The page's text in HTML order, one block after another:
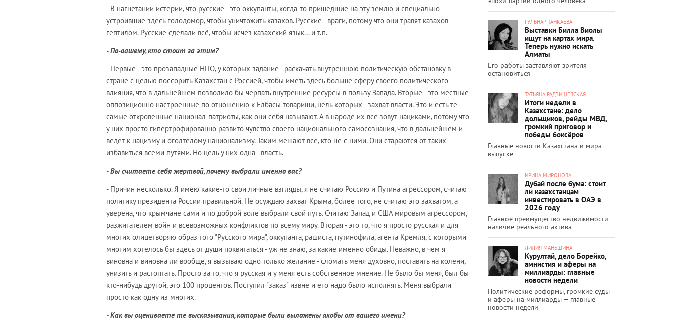
- В нагнетании истерии, что русские - это оккупанты, когда-то пришедшие на эту землю и специально
устроившие здесь голодомор, чтобы уничтожить казахов. Русские - враги, потому что они травят казахов
гептилом. Русские сделали всё, чтобы исчез казахский язык... и т.п.
- По-вашему, кто стоит за этим?
- Первые - это прозападные НПО, у которых задание - раскачать внутреннюю политическую обстановку в
стране с целью поссорить Казахстан с Россией, чтобы иметь здесь больше сферу своего политического
влияния, что в дальнейшем позволило бы черпать внутренние ресурсы в пользу Запада. Вторые - это местные
оппозиционно настроенные по отношению к Елбасы товарищи, цель которых - захват власти. Это и есть те
самые откровенные национал-патриоты, как они себя называют. А в народе их все зовут нациками, потому что
у них просто гипертрофированно развито чувство своего национального самосознания, что в дальнейшем и
ведет к нацизму и оголтелому национализму. Таким мешают все, кто не с ними. Они стараются от таких
избавиться всеми путями. Но цель у них одна - власть.
- Вы считаете себя жертвой, почему выбрали именно вас?
- Причин несколько. Я имею какие-то свои личные взгляды, я не считаю Россию и Путина агрессором, считаю
политику президента России правильной. Не осуждаю захват Крыма, более того, не считаю это захватом, а
уверена, что крымчане сами и по доброй воле выбрали свой путь. Считаю Запад и США мировым агрессором,
разжигателем войн и всевозможных конфликтов по всему миру. Вторая - это то, что я просто русская и для
многих олицетворяю образ того "Русского мира", оккупанта, рашиста, путинофила, агента Кремля, с которыми
многим хотелось бы здесь от души поквитаться - уж не знаю, за какие именно обиды. Неважно, в чем я
виновна и виновна ли вообще, я вызываю одно только желание - сломать меня духовно, поставить на колени,
унизить и растоптать. Просто за то, что я русская и у меня есть собственное мнение. Не было бы меня, был бы
кто-нибудь другой, это 100 процентов. Поступил "заказ" извне и его надо было исполнять. Меня выбрали
просто как одну из многих.
- Как вы оцениваете те высказывания, которые были выложены якобы от вашего имени?
ГУЛЬНАР ТАНКАЕВА
Выставки Билла Виолы
ищут на картах мира.
Теперь нужно искать
Алматы
Его работы заставляют зрителя
остановиться
ТАТЬЯНА РАДЗИШЕВСКАЯ
Итоги недели в
Казахстане: дело
дольщиков, рейды МВД,
громкий приговор и
победы боксёров
Главные новости Казахстана и мира
выпуске
ИРИНА МИРОНОВА
Дубай после бума: стоит
ли казахстанцам
инвестировать в ОАЭ в
2026 году
Главное преимущество недвижимости –
наличие реального актива
ЛИЛИЯ МАНЬШИНА
Курултай, дело Борейко,
амнистия и аферы на
миллиарды: главные
новости недели
Политические реформы, громкие суды
и аферы на миллиарды — главные
новости недели